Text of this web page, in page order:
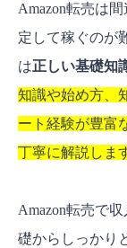
Amazon転売は
定して稼ぐのが
は正しい基礎知
知識や始め方、
ート経験が豊富
丁寧に解説しま
Amazon転売で
礎からしっかり